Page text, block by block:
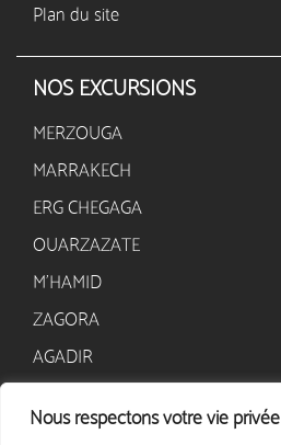
Nous respectons votre vie privée
Plan du site
NOS EXCURSIONS
MERZOUGA
MARRAKECH
ERG CHEGAGA
OUARZAZATE
M’HAMID
ZAGORA
AGADIR
CONTACT